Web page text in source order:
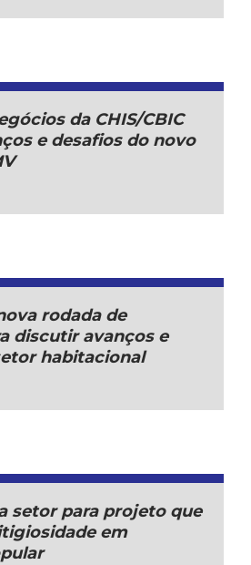
da CHIS/CBIC
e desafios do novo
rodada de
discutir avanços e
habitacional
setor para projeto que
em